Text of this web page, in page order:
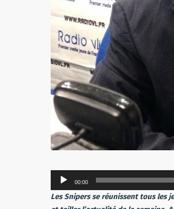
Lecteur
audio
00:00
Les Snipers se réunissent tous les